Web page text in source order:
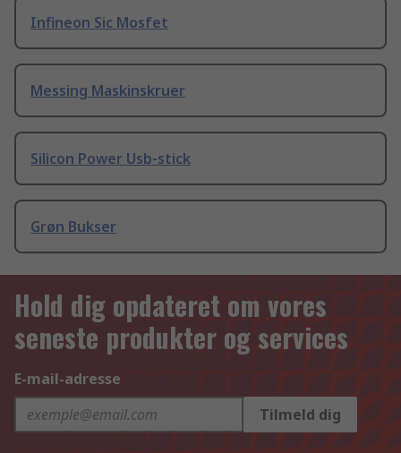
Infineon Sic Mosfet
Messing Maskinskruer
Silicon Power Usb-stick
Grøn Bukser
Hold dig opdateret om vores
seneste produkter og services
E-mail-adresse
Tilmeld dig